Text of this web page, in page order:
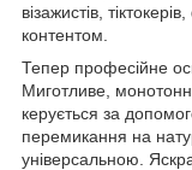
візажистів,
контентом.
Тепер професійне
Миготливе,
керується за
перемикання на
універсальною.